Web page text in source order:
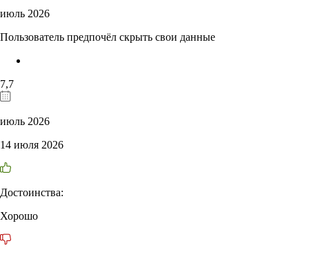
июль 2026
Пользователь предпочёл скрыть свои данные
7,7
июль 2026
14 июля 2026
Достоинства:
Хорошо